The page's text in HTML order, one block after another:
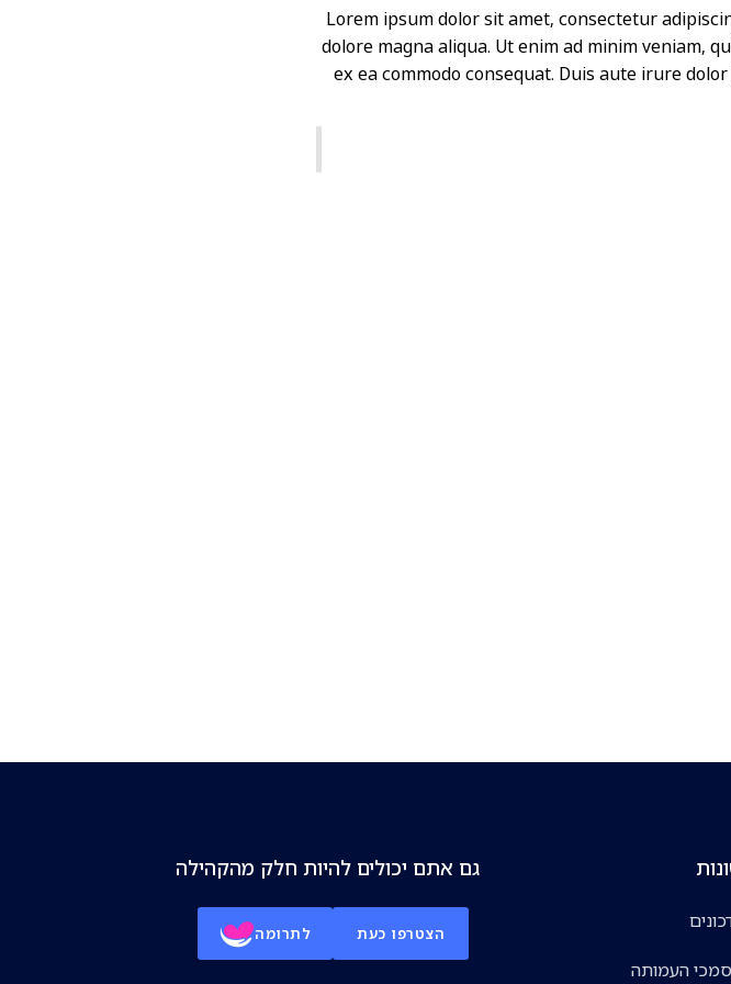
Lorem ipsum dolor sit amet, consectetur
dolore magna aliqua. Ut enim ad minim veniam,
ex ea commodo consequat. Duis aute irure
העמותה
גם אתם יכולים להיות חלק מהקהילה
הצטרפו כעת לתרומה